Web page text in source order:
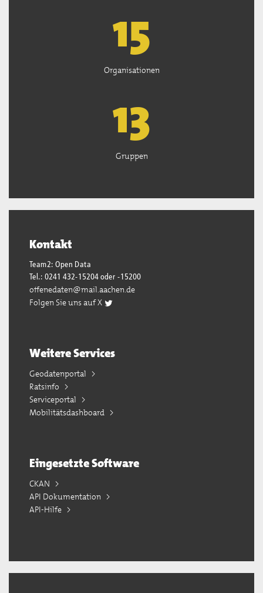
15
Organisationen
13
Gruppen
Kontakt
Team2: Open Data
Tel.: 0241 432-15204 oder -15200
offenedaten@mail.aachen.de
Folgen Sie uns auf X
Weitere Services
Geodatenportal
Ratsinfo
Serviceportal
Mobilitätsdashboard
Eingesetzte Software
CKAN
API Dokumentation
API-Hilfe